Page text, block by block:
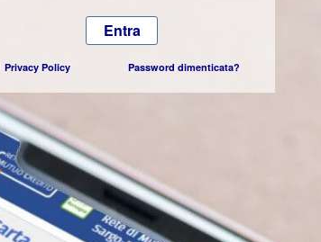
Privacy Policy Password dimenticata?